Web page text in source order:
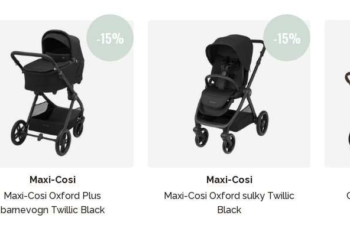
Maxi-Cosi
Maxi-Cosi Oxford Plus
barnevogn Twillic Black
Maxi-Cosi
Maxi-Cosi Oxford sulky Twillic
Black